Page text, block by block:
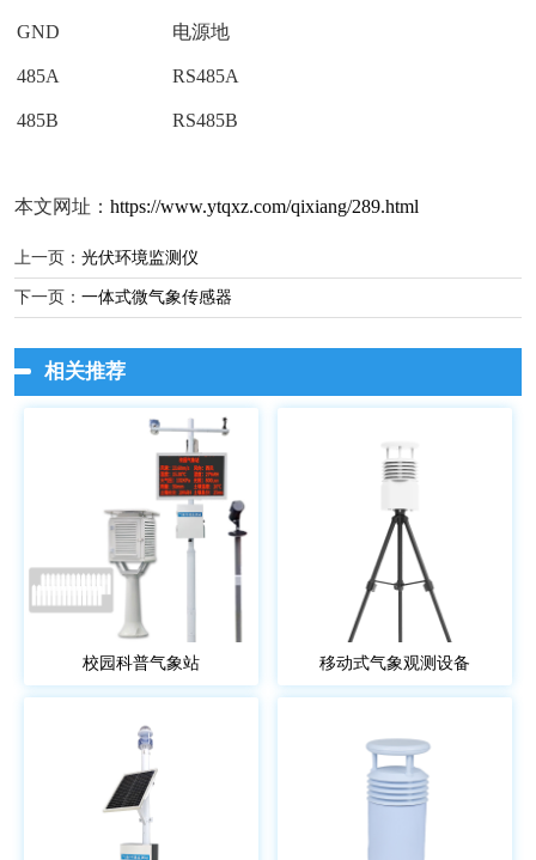
GND 电源地
485A RS485A
485B RS485B
本文网址： https://www.ytqxz.com/qixiang/289.html
上一页： 光伏环境监测仪
下一页： 一体式微气象传感器
相关推荐
校园科普气象站 移动式气象观测设备